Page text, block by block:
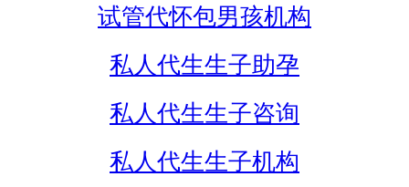
试管代怀包男孩机构
私人代生生子助孕
私人代生生子咨询
私人代生生子机构